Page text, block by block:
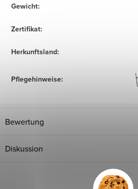
Gewicht:
Zertifikat:
Herkunftsland:
Pflegehinweise:
Bewertung
Diskussion